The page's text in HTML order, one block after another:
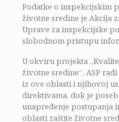
Podatke o inspekcijskim
životne sredine je Akcija
Uprave za inspekcijske
slobodnom pristupu
U okviru projekta
životne sredine“, ASP
iz ove oblasti i njihovoj
direktivama, dok je
unapređenje postupanja
oblasti zaštite životne